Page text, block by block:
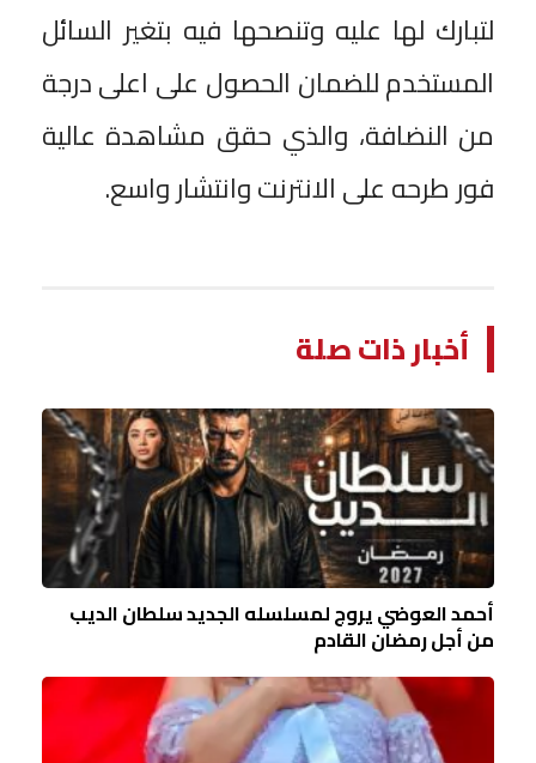
لتبارك لها عليه وتنصحها فيه بتغير السائل
المستخدم للضمان الحصول على اعلى درجة
من النضافة، والذي حقق مشاهدة عالية
فور طرحه على الانترنت وانتشار واسع.
أخبار ذات صلة
أحمد العوضي يروج لمسلسله الجديد سلطان الديب
من أجل رمضان القادم